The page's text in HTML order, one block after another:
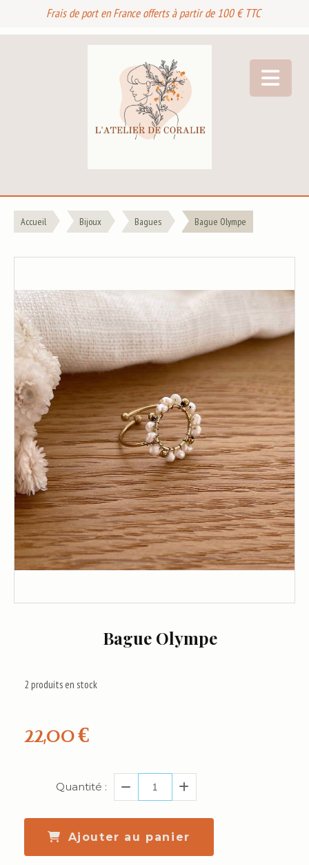
Frais de port en France offerts à partir de 100 € TTC
Accueil Bijoux Bagues Bague Olympe
Bague Olympe
22,00€
2 produits en stock
Quantité :
Ajouter au panier